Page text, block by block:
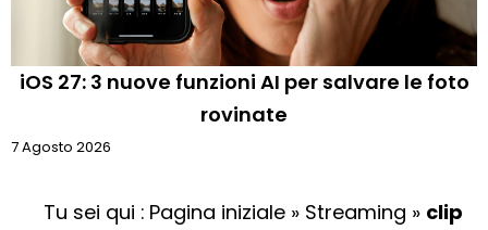
iOS 27: 3 nuove funzioni AI per salvare le foto
rovinate
7 Agosto 2026
Tu sei qui : Pagina iniziale » Streaming » clip